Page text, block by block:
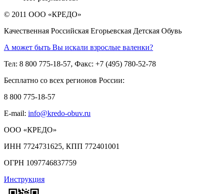
© 2011 ООО «КРЕДО»
Качественная Российская Егорьевская Детская Обувь
А может быть Вы искали взрослые валенки?
Тел: 8 800 775-18-57, Факс: +7 (495) 780-52-78
Бесплатно со всех регионов России:
8 800 775-18-57
E-mail: info@kredo-obuv.ru
ООО «КРЕДО»
ИНН 7724731625, КПП 772401001
ОГРН 1097746837759
Инструкция